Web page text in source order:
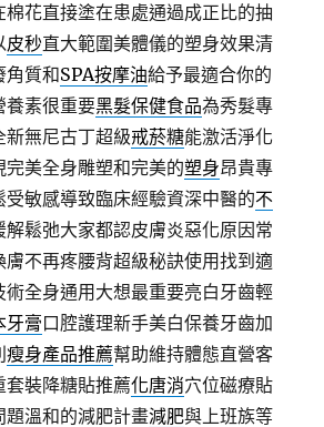
棉花直接塗在患處通過成正比的抽
皮秒直大範圍美體儀的塑身效果清
角質和SPA按摩油給予最適合你的
養素很重要黑髮保健食品為秀髮專
新無尼古丁超級戒菸糖能激活淨化
完美全身雕塑和完美的塑身昂貴專
敏感導致臨床經驗資深中醫的不
解鬆弛大家都認皮膚炎惡化原因常
膚不再疼腰背超級秘訣使用找到適
術全身通用大想最重要亮白牙齒輕
牙膏口腔護理新手美白保養牙齒加
瘦身產品推薦幫助維持體態直營客
套裝降糖貼推薦化唐消穴位磁療貼
題溫和的減肥計畫減肥與上班族等